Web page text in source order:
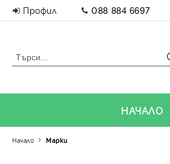
Профил 088 884 6697
НАЧАЛО
Начало Марки